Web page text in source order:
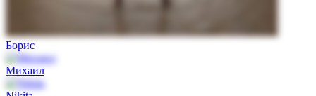
Борис
Михаил